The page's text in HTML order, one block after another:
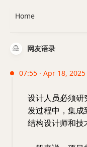
网友语录
07:55 · Apr 18, 2025
设计人员必须
发过程中，集
结构设计师和技
Home